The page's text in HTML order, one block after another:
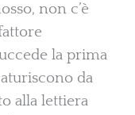
non c’è
la prima
da
alla lettiera